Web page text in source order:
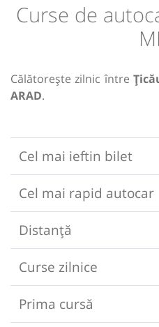
Curse de
Călătorește zilnic între
ARAD.
Cel mai ieftin bilet
Cel mai rapid autocar
Distanță
Curse zilnice
Prima cursă